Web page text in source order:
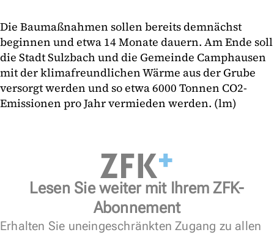
Die Baumaßnahmen sollen bereits demnächst
beginnen und etwa 14 Monate dauern. Am Ende soll
die Stadt Sulzbach und die Gemeinde Camphausen
mit der klimafreundlichen Wärme aus der Grube
versorgt werden und so etwa 6000 Tonnen CO2-
Emissionen pro Jahr vermieden werden. (lm)
Lesen Sie weiter mit Ihrem ZFK-
Abonnement
Erhalten Sie uneingeschränkten Zugang zu allen